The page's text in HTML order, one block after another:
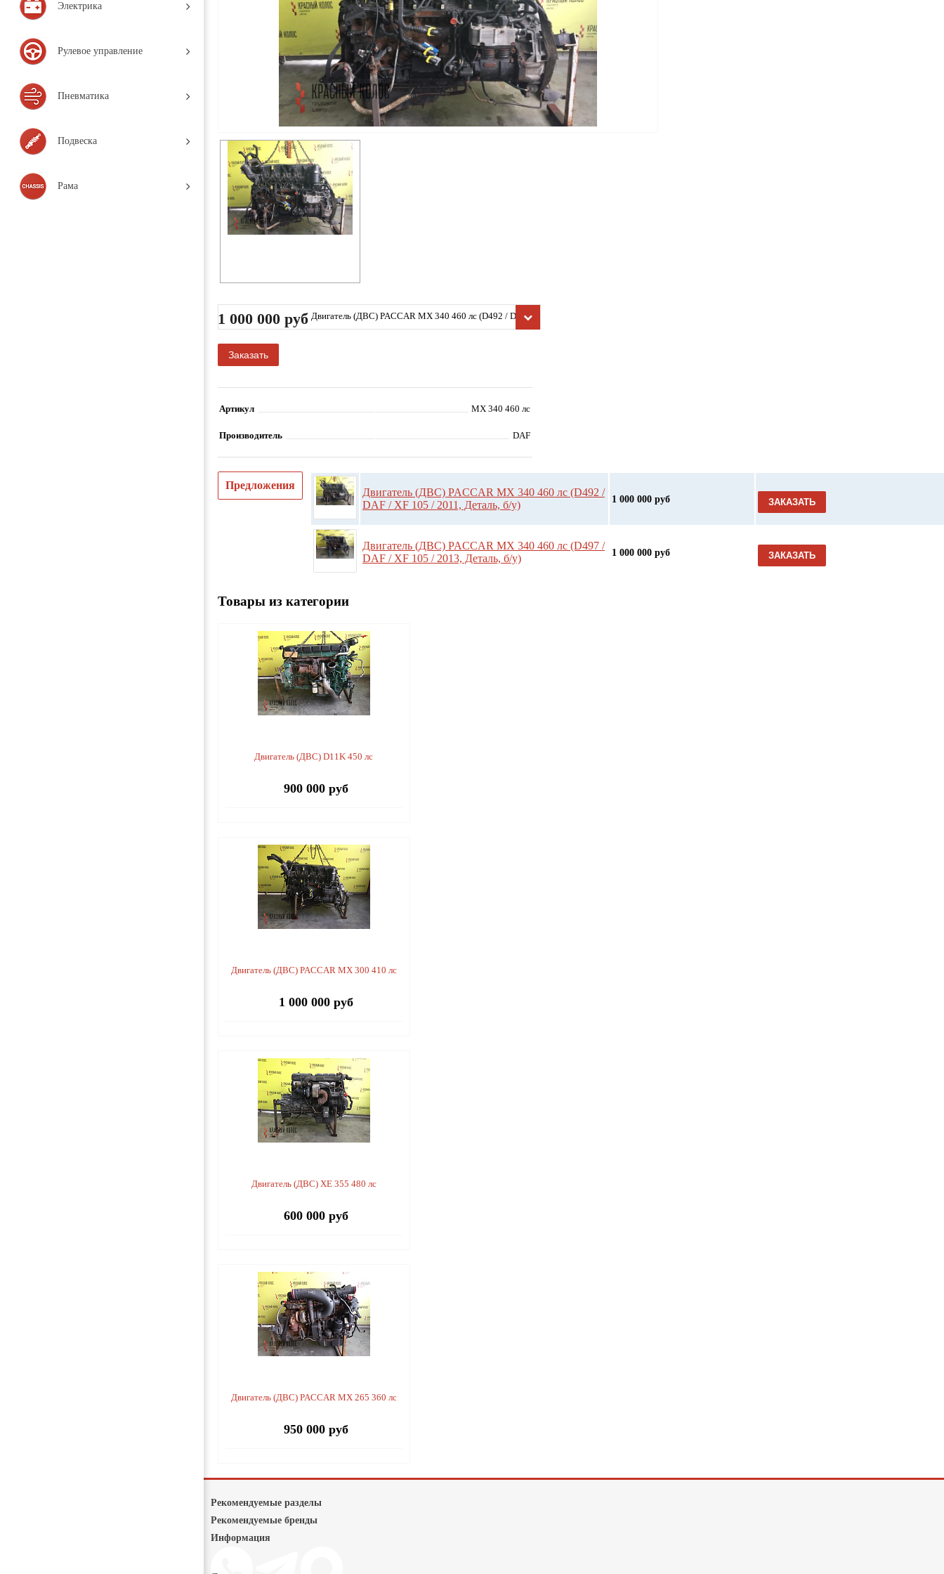
Электрика
Рулевое управление
Пневматика
Подвеска
Рама
1 000 000 руб Двигатель (ДВС) PACCAR MX 340 460 лс (D492 / DAF /
XF 105 / 2011, Деталь, б/у)
Заказать
Артикул MX 340 460 лс
Производитель DAF
Предложения
Двигатель (ДВС) PACCAR MX 340 460 лс (D492 /
DAF / XF 105 / 2011, Деталь, б/у)
1 000 000 руб ЗАКАЗАТЬ
Двигатель (ДВС) PACCAR MX 340 460 лс (D497 /
DAF / XF 105 / 2013, Деталь, б/у)
1 000 000 руб ЗАКАЗАТЬ
Товары из категории
Двигатель (ДВС) D11K 450 лс
900 000 руб
Двигатель (ДВС) PACCAR MX 300 410 лс
1 000 000 руб
Двигатель (ДВС) XE 355 480 лс
600 000 руб
Двигатель (ДВС) PACCAR MX 265 360 лс
950 000 руб
Рекомендуемые разделы
Рекомендуемые бренды
Информация